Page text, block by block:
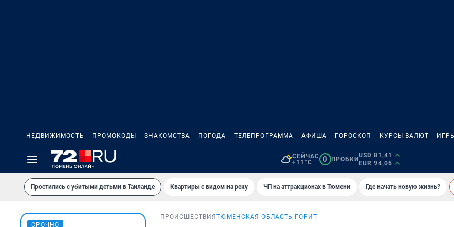
НЕДВИЖИМОСТЬ ПРОМОКОДЫ ЗНАКОМСТВА ПОГОДА ТЕЛЕПРОГРАММА АФИША ГОРОСКОП КУРСЫ ВАЛЮТ ИГРЫ
СЕЙЧАС
+11°C
0 ПРОБКИ
USD 81,41
EUR 94,06
Простились с убитыми детьми в Таиланде Квартиры с видом на реку ЧП на аттракционах в Тюмени Где начать новую жизнь?
СРОЧНО
ПРОИСШЕСТВИЯ ТЮМЕНСКАЯ ОБЛАСТЬ ГОРИТ